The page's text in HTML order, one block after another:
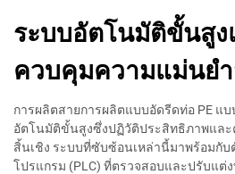
ระบบอัตโนมัติขั้นสูง
ควบคุมความแม่นย
การผลิตสายการผลิตแบบอัดรีดท่อ PE แ
อัตโนมัติขั้นสูงซึ่งปฏิวัติประสิทธิภาพแล
สิ้นเชิง ระบบที่ซับซ้อนเหล่านี้มาพร้อมกั
โปรแกรม (PLC) ที่ตรวจสอบและปรับแต่